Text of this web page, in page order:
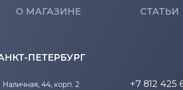
О МАГАЗИНЕ СТАТЬИ
ПЕТЕРБУРГ
Наличная, 44, корп. 2
+7 812 425